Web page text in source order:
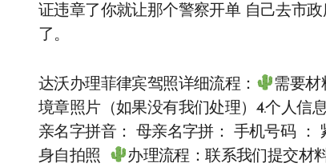
证违章了你就让那个警察开单 自己去市
了。
达沃办理菲律宾驾照详细流程：
需要材
境章照片（如果没有我们处理）4.个人信
亲名字拼音： 母亲名字拼： 手机号码
身自拍照
办理流程：联系我们提交材